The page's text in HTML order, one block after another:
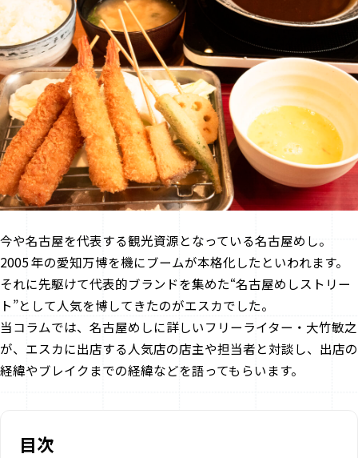
今や名古屋を代表する観光資源となっている名古屋めし。
2005 年の愛知万博を機にブームが本格化したといわれます。
それに先駆けて代表的ブランドを集めた“名古屋めしストリー
ト”として人気を博してきたのがエスカでした。
当コラムでは、名古屋めしに詳しいフリーライター・大竹敏之
が、エスカに出店する人気店の店主や担当者と対談し、出店の
経緯やブレイクまでの経緯などを語ってもらいます。
目次